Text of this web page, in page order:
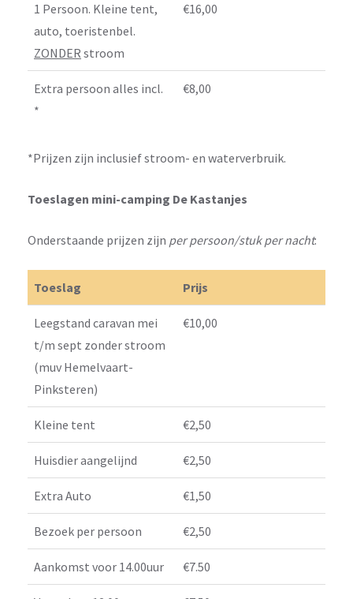
1 Persoon. Kleine tent,
auto, toeristenbel.
ZONDER stroom
€16,00
Extra persoon alles incl.
*
€8,00
*Prijzen zijn inclusief stroom- en waterverbruik.
Toeslagen mini-camping De Kastanjes
Onderstaande prijzen zijn per persoon/stuk per nacht:
Toeslag Prijs
Leegstand caravan mei
t/m sept zonder stroom
(muv Hemelvaart-
Pinksteren)
€10,00
Kleine tent €2,50
Huisdier aangelijnd €2,50
Extra Auto €1,50
Bezoek per persoon €2,50
Aankomst voor 14.00uur €7.50